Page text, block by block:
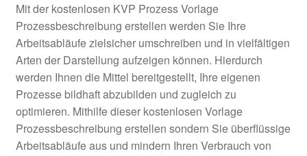
Mit der kostenlosen KVP Prozess Vorlage
Prozessbeschreibung erstellen werden Sie Ihre
Arbeitsabläufe zielsicher umschreiben und in vielfältigen
Arten der Darstellung aufzeigen können. Hierdurch
werden Ihnen die Mittel bereitgestellt, Ihre eigenen
Prozesse bildhaft abzubilden und zugleich zu
optimieren. Mithilfe dieser kostenlosen Vorlage
Prozessbeschreibung erstellen sondern Sie überflüssige
Arbeitsabläufe aus und mindern Ihren Verbrauch von